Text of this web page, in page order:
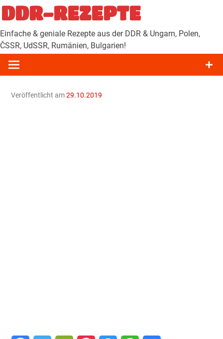
Zum
Inhalt
springen
DDR-REZEPTE
Einfache & geniale Rezepte aus der DDR & Ungarn, Polen,
ČSSR, UdSSR, Rumänien, Bulgarien!
Veröffentlicht am29.10.2019